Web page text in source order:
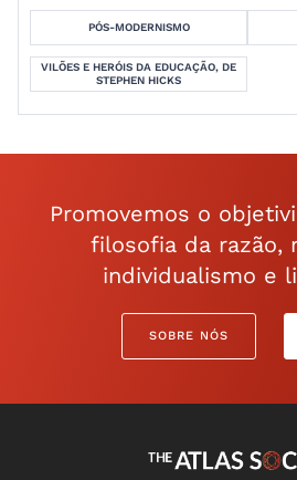
PÓS-MODERNISMO
VILÕES E HERÓIS DA EDUCAÇÃO, DE
STEPHEN HICKS
Promovemos o
filosofia da razão,
individualismo e
SOBRE NÓS